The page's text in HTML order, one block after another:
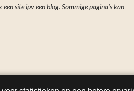
site ipv een blog. Sommige pagina's kan